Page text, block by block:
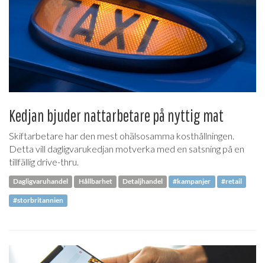
Kedjan bjuder nattarbetare på nyttig mat
Skiftarbetare har den mest ohälsosamma kosthållningen.
Detta vill dagligvarukedjan motverka med en satsning på en
tillfällig drive-thru.
Dagligvaruhandel Hållbarhet Detaljhandel #kampanjer #retail
#storbritannien